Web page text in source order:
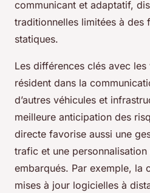
communicant et adaptatif,
traditionnelles limitées à des
statiques.
Les différences clés avec
résident dans la
d’autres véhicules et
meilleure anticipation des
directe favorise aussi une
trafic et une
embarqués. Par exemple, la
mises à jour logicielles à